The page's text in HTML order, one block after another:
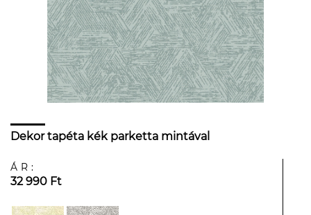
Dekor tapéta kék parketta mintával
ÁR:
32 990 Ft